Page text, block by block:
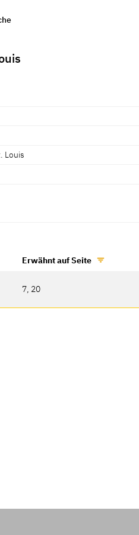
Louis
Erwähnt auf Seite
7, 20